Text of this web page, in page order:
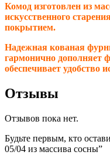
Комод изготовлен из
искусственного
покрытием.
Надежная кованая
гармонично дополняет
обеспечивает удобство
Отзывы
Отзывов пока нет.
Будьте первым, кто
05/04 из массива сосны”